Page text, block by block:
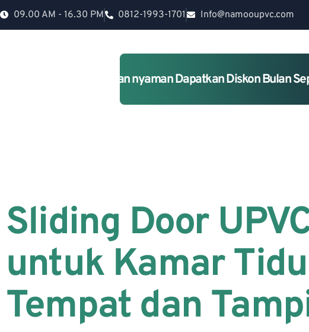
09.00 AM - 16.30 PM 0812-1993-1701 Info@namooupvc.com
Rumah lebih Aman dan nyaman Dapatkan Diskon Bulan
Sliding Door
untuk Kamar
Tempat dan